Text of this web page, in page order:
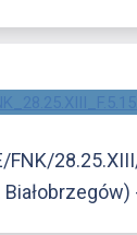
FNK/